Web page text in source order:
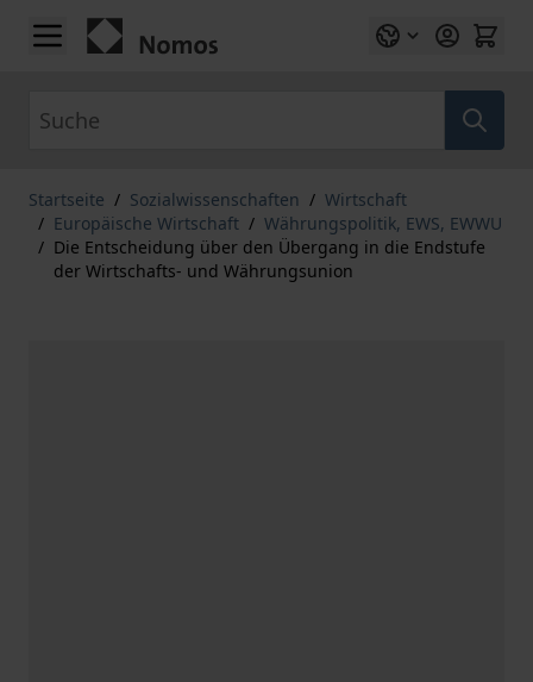
Zum Inhalt springen
Startseite / Sozialwissenschaften / Wirtschaft
/ Europäische Wirtschaft / Währungspolitik, EWS, EWWU
/ Die Entscheidung über den Übergang in die Endstufe
der Wirtschafts- und Währungsunion